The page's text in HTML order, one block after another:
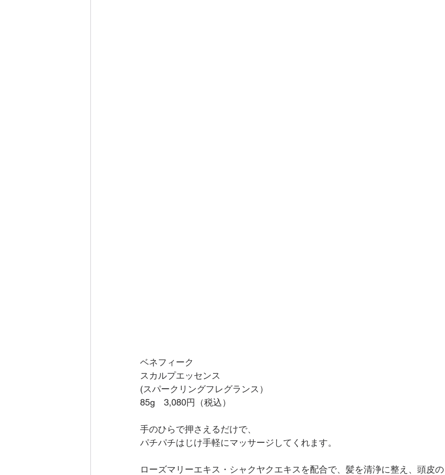
ベネフィーク
スカルプエッセンス
(スパークリングフレグランス）
85g　3,080円（税込）
手のひらで押さえるだけで、
パチパチはじけ手軽にマッサージしてくれます。
ローズマリーエキス・シャクヤクエキスを配合で、髪を清浄に整え、頭皮